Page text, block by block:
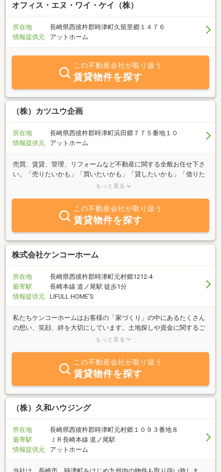
オフィス・エヌ・ワイ・ケイ（株）
所在地
長崎県西彼杵郡時津町久留里郷１４７６
情報提供元
アットホーム
この不動産会社が取り扱う
賃貸物件を探す
（株）カツユウ企画
所在地
長崎県西彼杵郡時津町浜田郷７７５番地１０
情報提供元
アットホーム
売買、賃貸、管理、リフォームなど不動産に関する全般お任せ下さ
い。「売りたいかも」「買いたいかも」「貸したいかも」「借りた
いかも」（住替えたい、不動産活用したい、相続不動産など）思い
買） 無料相談（相続・管理・調査）
もっと見る
この不動産会社が取り扱う
賃貸物件を探す
株式会社ケンコーホーム
所在地
長崎県西彼杵郡時津町元村郷1212-4
最寄駅
長崎本線 道ノ尾駅 徒歩1分
情報提供元
LIFULL HOME'S
私たちケンコーホームはお客様の「家づくり」の中にあるたくさん
の想い、笑顔、絆を大切にしています。土地探しや資金に関するご
相談、高性能住宅の建設、リフォーム工事と住まいに関するお悩み
もっと見る
この不動産会社が取り扱う
賃貸物件を探す
（株）久和ハウジング
所在地
長崎県西彼杵郡時津町元村郷１０９３番地８
最寄駅
ＪＲ長崎本線 道ノ尾駅
情報提供元
アットホーム